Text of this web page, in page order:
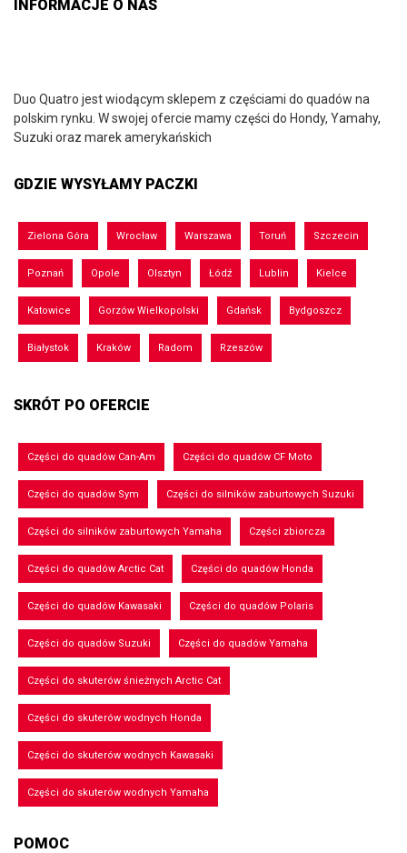
INFORMACJE O NAS
Duo Quatro jest wiodącym sklepem z częściami do quadów na
polskim rynku. W swojej ofercie mamy części do Hondy, Yamahy,
Suzuki oraz marek amerykańskich
GDZIE WYSYŁAMY PACZKI
Zielona Góra Wrocław Warszawa Toruń Szczecin
Poznań Opole Olsztyn Łódź Lublin Kielce
Katowice Gorzów Wielkopolski Gdańsk Bydgoszcz
Białystok Kraków Radom Rzeszów
SKRÓT PO OFERCIE
Części do quadów Can-Am Części do quadów CF Moto
Części do quadów Sym Części do silników zaburtowych Suzuki
Części do silników zaburtowych Yamaha Części zbiorcza
Części do quadów Arctic Cat Części do quadów Honda
Części do quadów Kawasaki Części do quadów Polaris
Części do quadów Suzuki Części do quadów Yamaha
Części do skuterów śnieżnych Arctic Cat
Części do skuterów wodnych Honda
Części do skuterów wodnych Kawasaki
Części do skuterów wodnych Yamaha
POMOC